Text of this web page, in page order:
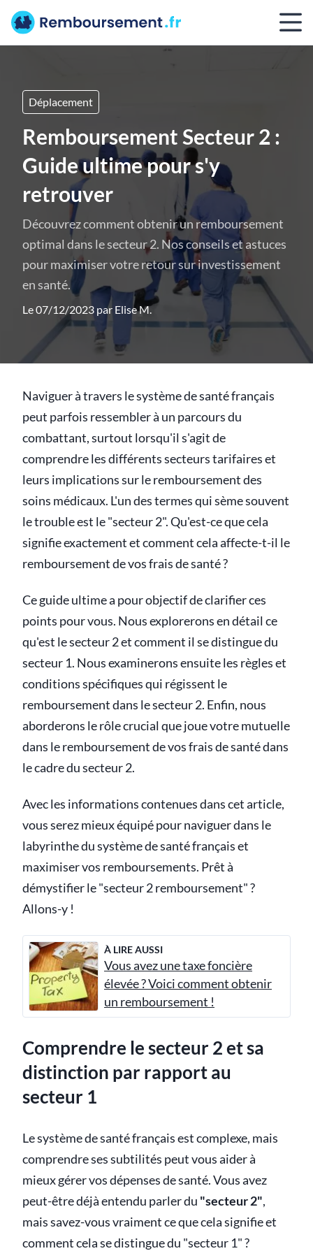
Déplacement
Remboursement Secteur 2 :
Guide ultime pour s'y
retrouver
Découvrez comment obtenir un remboursement
optimal dans le secteur 2. Nos conseils et astuces
pour maximiser votre retour sur investissement
en santé.
Le 07/12/2023 par Elise M.
Naviguer à travers le système de santé français
peut parfois ressembler à un parcours du
combattant, surtout lorsqu'il s'agit de
comprendre les différents secteurs tarifaires et
leurs implications sur le remboursement des
soins médicaux. L'un des termes qui sème souvent
le trouble est le "secteur 2". Qu'est-ce que cela
signifie exactement et comment cela affecte-t-il le
remboursement de vos frais de santé ?
Ce guide ultime a pour objectif de clarifier ces
points pour vous. Nous explorerons en détail ce
qu'est le secteur 2 et comment il se distingue du
secteur 1. Nous examinerons ensuite les règles et
conditions spécifiques qui régissent le
remboursement dans le secteur 2. Enfin, nous
aborderons le rôle crucial que joue votre mutuelle
dans le remboursement de vos frais de santé dans
le cadre du secteur 2.
Avec les informations contenues dans cet article,
vous serez mieux équipé pour naviguer dans le
labyrinthe du système de santé français et
maximiser vos remboursements. Prêt à
démystifier le "secteur 2 remboursement" ?
Allons-y !
À LIRE AUSSI
Vous avez une taxe foncière
élevée ? Voici comment obtenir
un remboursement !
Comprendre le secteur 2 et sa
distinction par rapport au
secteur 1
Le système de santé français est complexe, mais
comprendre ses subtilités peut vous aider à
mieux gérer vos dépenses de santé. Vous avez
peut-être déjà entendu parler du "secteur 2",
mais savez-vous vraiment ce que cela signifie et
comment cela se distingue du "secteur 1" ?